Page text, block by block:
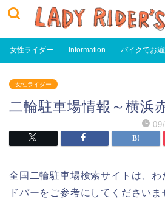
女性ライダー Information バイクでお
女性ライダー
二輪駐車場情報～横浜
全国二輪駐車場検索サイトは、わ
ドバーをご参考にしてくださいま